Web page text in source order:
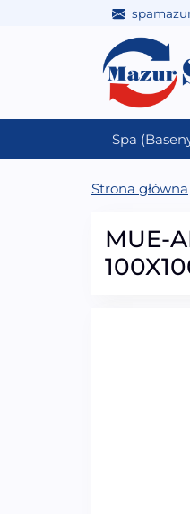
Main
Spa
Strona główna
MUE-